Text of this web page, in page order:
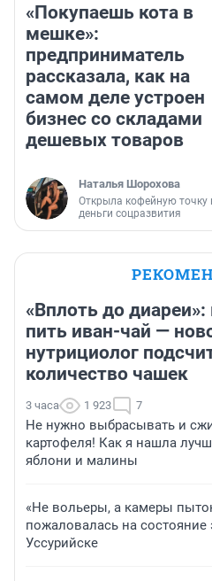
«Покупаешь кота в
мешке»:
предприниматель
рассказала, как на
самом деле устроен
бизнес со складами
дешевых товаров
Наталья Шорохова
Открыла кофейную точку
деньги соцразвития
«Вплоть до
пить иван-чай —
нутрициолог
количество чашек
3 часа 1 923 7
Не нужно выбрасывать и
картофеля! Как я нашла
яблони и малины
«Не вольеры, а камеры
пожаловалась на состояние
Уссурийске